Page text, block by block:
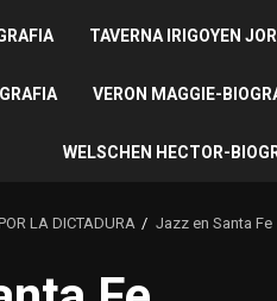
TAVERNA IRIGOYEN
VERON MAGGIE-
WELSCHEN HECTOR-
LA DICTADURA Jazz en Santa Fe